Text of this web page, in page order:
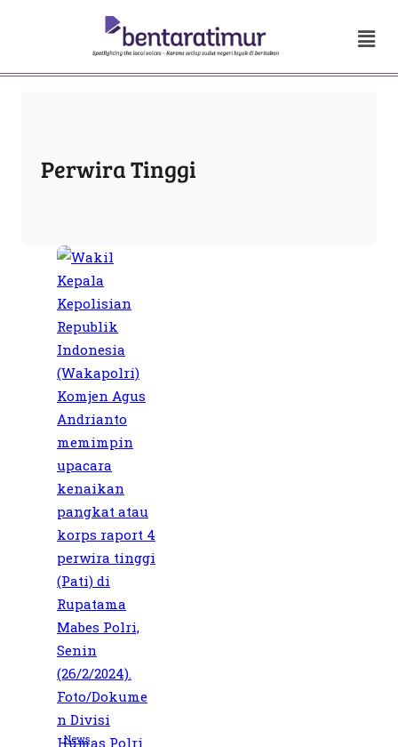
Perwira Tinggi
News